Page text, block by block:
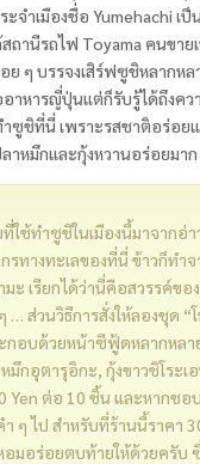
จำเมืองชื่อ Yumehachi เป็
ถานีรถไฟ Toyama คนขา
ๆ บรรจงเสิร์ฟซูชิหลากหล
าหารญี่ปุ่นแต่ก็รับรู้ได้ถึงค
ซูชิที่นี่ เพราะรสชาติอร่อยแ
าหมึกและกุ้งหวานอร่อยมาก
ใช้ทำซูชิในเมืองนี้มาจากอ่า
รทางทะเลของที่นี่ ข้าวก็ทำ
มะ เรียกได้ว่านี่คือสวรรค์ข
… ส่วนวิธีการสั่งให้ลองชุด “
กอบด้วยหน้าซีฟู้ดหลากหลา
มึกอุตารุอิกะ, กุ้งขาวชิโระเ
Yen ต่อ 10 ชิ้น และหากชอ
ำ ๆ ไป สำหรับที่ร้านนี้ราคา
มอร่อยตบท้ายให้ด้วยครับ